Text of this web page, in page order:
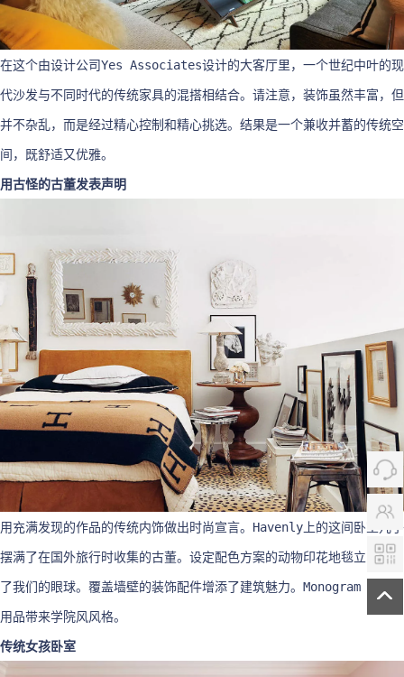
在这个由设计公司Yes Associates设计的大客厅里，一个世纪中叶的现
代沙发与不同时代的传统家具的混搭相结合。请注意，装饰虽然丰富，但
并不杂乱，而是经过精心控制和精心挑选。结果是一个兼收并蓄的传统空
间，既舒适又优雅。
用古怪的古董发表声明
用充满发现的作品的传统内饰做出时尚宣言。Havenly上的这间卧室几乎
摆满了在国外旅行时收集的古董。设定配色方案的动物印花地毯立即吸引
了我们的眼球。覆盖墙壁的装饰配件增添了建筑魅力。Monogram 床上
用品带来学院风风格。
传统女孩卧室